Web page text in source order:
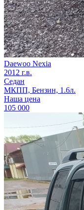
Daewoo Nexia
2012 г.в.
Седан
МКПП, Бензин, 1.6л.
Наша цена
105 000